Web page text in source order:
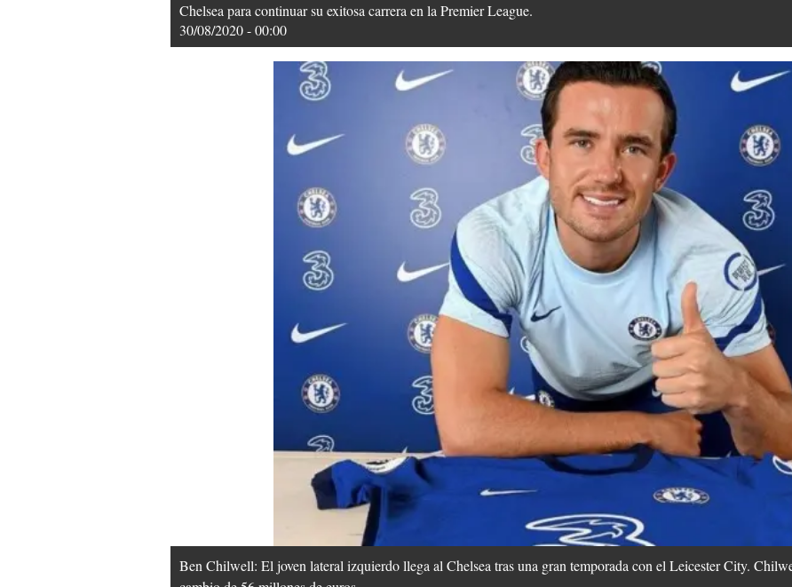
Chelsea para continuar su exitosa carrera en la Premier League.
30/08/2020 - 00:00
Ben Chilwell: El joven lateral izquierdo llega al Chelsea tras una gran temporada con el Leicester City.